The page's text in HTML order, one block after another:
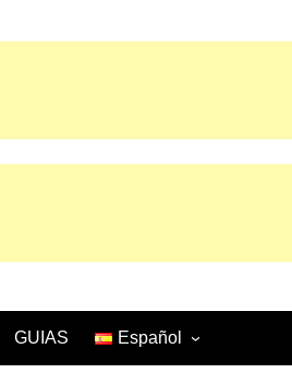
GUIAS Español